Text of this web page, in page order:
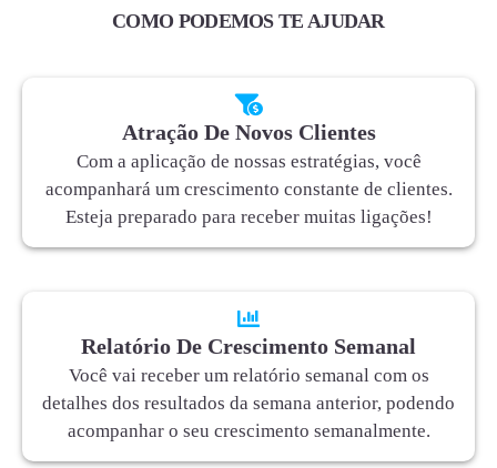
COMO PODEMOS TE AJUDAR
Atração De Novos Clientes
Com a aplicação de nossas estratégias, você
acompanhará um crescimento constante de clientes.
Esteja preparado para receber muitas ligações!
Relatório De Crescimento Semanal
Você vai receber um relatório semanal com os
detalhes dos resultados da semana anterior, podendo
acompanhar o seu crescimento semanalmente.